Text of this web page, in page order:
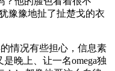
豫豫地扯了扯楚戈的衣
况有些担心，信息素
晚上、让一名omega独